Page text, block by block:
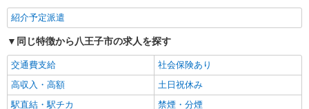
紹介予定派遣
同じ特徴から八王子市の求人を探す
交通費支給
社会保険あり
高収入・高額
土日祝休み
駅直結・駅チカ
禁煙・分煙